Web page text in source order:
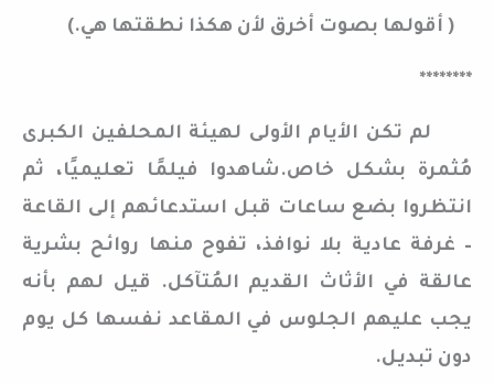
( أقولها بصوت أخرق لأن هكذا نطقتها هي.)
********
لم تكن الأيام الأولى لهيئة المحلفين الكبرى
مُثمرة بشكل خاص.شاهدوا فيلمًا تعليميًا، ثم
انتظروا بضع ساعات قبل استدعائهم إلى القاعة
– غرفة عادية بلا نوافذ، تفوح منها روائح بشرية
عالقة في الأثاث القديم المُتآكل. قيل لهم بأنه
يجب عليهم الجلوس في المقاعد نفسها كل يوم
دون تبديل.